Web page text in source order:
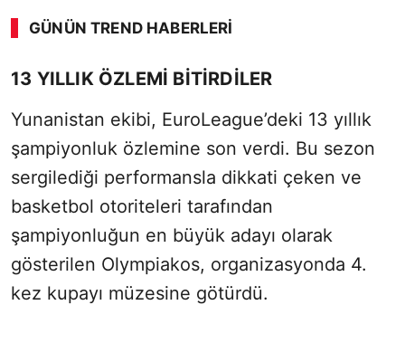
GÜNÜN TREND HABERLERI
13 YILLIK ÖZLEMİ BİTİRDİLER
Yunanistan ekibi, EuroLeague’deki 13 yıllık
şampiyonluk özlemine son verdi. Bu sezon
sergilediği performansla dikkati çeken ve
basketbol otoriteleri tarafından
şampiyonluğun en büyük adayı olarak
gösterilen Olympiakos, organizasyonda 4.
kez kupayı müzesine götürdü.